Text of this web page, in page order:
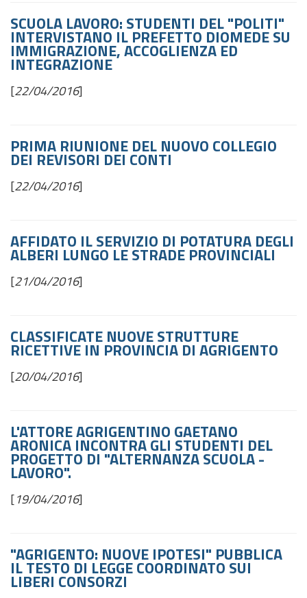
SCUOLA LAVORO: STUDENTI DEL "POLITI"
INTERVISTANO IL PREFETTO DIOMEDE SU
IMMIGRAZIONE, ACCOGLIENZA ED
INTEGRAZIONE
[22/04/2016]
PRIMA RIUNIONE DEL NUOVO COLLEGIO
DEI REVISORI DEI CONTI
[22/04/2016]
AFFIDATO IL SERVIZIO DI POTATURA DEGLI
ALBERI LUNGO LE STRADE PROVINCIALI
[21/04/2016]
CLASSIFICATE NUOVE STRUTTURE
RICETTIVE IN PROVINCIA DI AGRIGENTO
[20/04/2016]
L'ATTORE AGRIGENTINO GAETANO
ARONICA INCONTRA GLI STUDENTI DEL
PROGETTO DI "ALTERNANZA SCUOLA -
LAVORO".
[19/04/2016]
"AGRIGENTO: NUOVE IPOTESI" PUBBLICA
IL TESTO DI LEGGE COORDINATO SUI
LIBERI CONSORZI